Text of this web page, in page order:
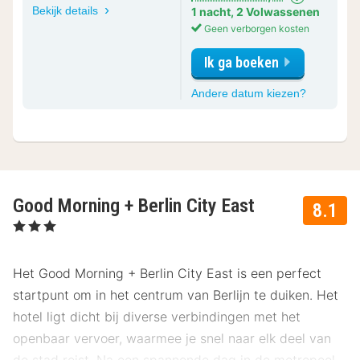
Bekijk details 1 nacht, 2 Volwassenen
Geen verborgen kosten
Ik ga boeken
Andere datum kiezen?voor
8.1
Good Morning + Berlin City East
, 3 Sterren
Het Good Morning + Berlin City East is een perfect
startpunt om in het centrum van Berlijn te duiken. Het
hotel ligt dicht bij diverse verbindingen met het
openbaar vervoer, waarmee je snel naar elk deel van